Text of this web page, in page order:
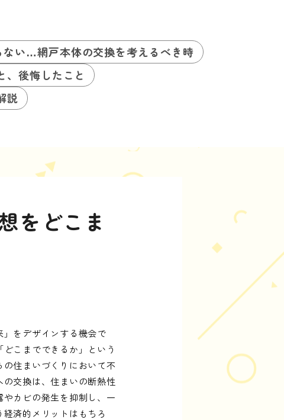
ない…網戸本体の交換を考えるべき時
、後悔したこと
説
をどこま
をデザインする機会で
こまでできるか」という
住まいづくりにおいて不
交換は、住まいの断熱性
カビの発生を抑制し、一
済的メリットはもちろ